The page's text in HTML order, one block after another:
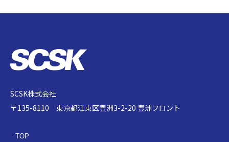
SCSK株式会社
〒135-8110 東京都江東区豊洲3-2-20 豊洲フロント
TOP